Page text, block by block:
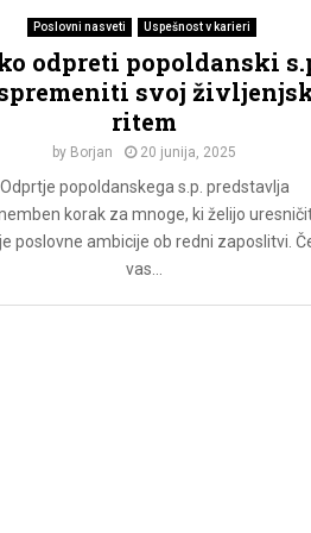
Poslovni nasveti Uspešnost v karieri
odpreti popoldanski
svoj
ritem
by Borjan 20 junija, 2025
Odprtje popoldanskega s.p. predstavlja
korak za mnoge, ki želijo
poslovne ambicije ob redni zaposlitvi.
vas...